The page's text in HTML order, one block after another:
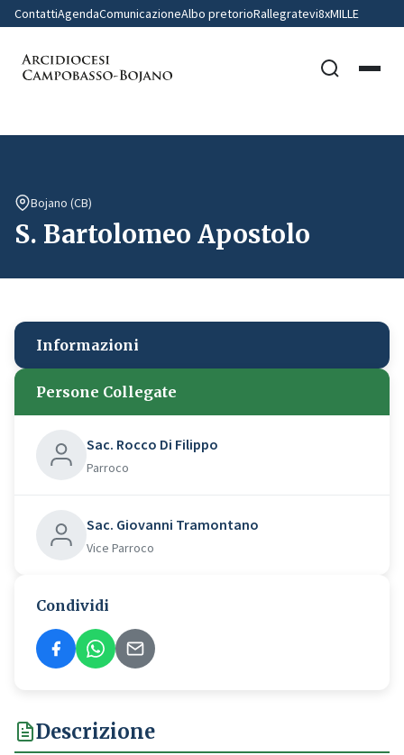
ContattiAgendaComunicazioneAlbo pretorioRallegratevi8xMILLE
Bojano (CB)
S. Bartolomeo Apostolo
Descrizione
Informazioni
Persone Collegate
Sac. Rocco Di Filippo
Parroco
Sac. Giovanni Tramontano
Vice Parroco
Condividi